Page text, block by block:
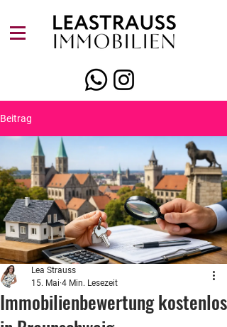
Beitrag
Immobilienbewertung kostenlos
Lea Strauss
15. Mai 4 Min. Lesezeit